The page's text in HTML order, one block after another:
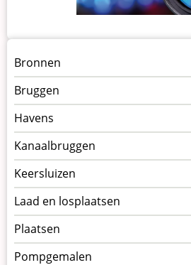
Menu
kunstwerken
op
Navigatiepagina's
Bronnen
Bruggen
Havens
Kanaalbruggen
Keersluizen
Laad en losplaatsen
Plaatsen
Pompgemalen